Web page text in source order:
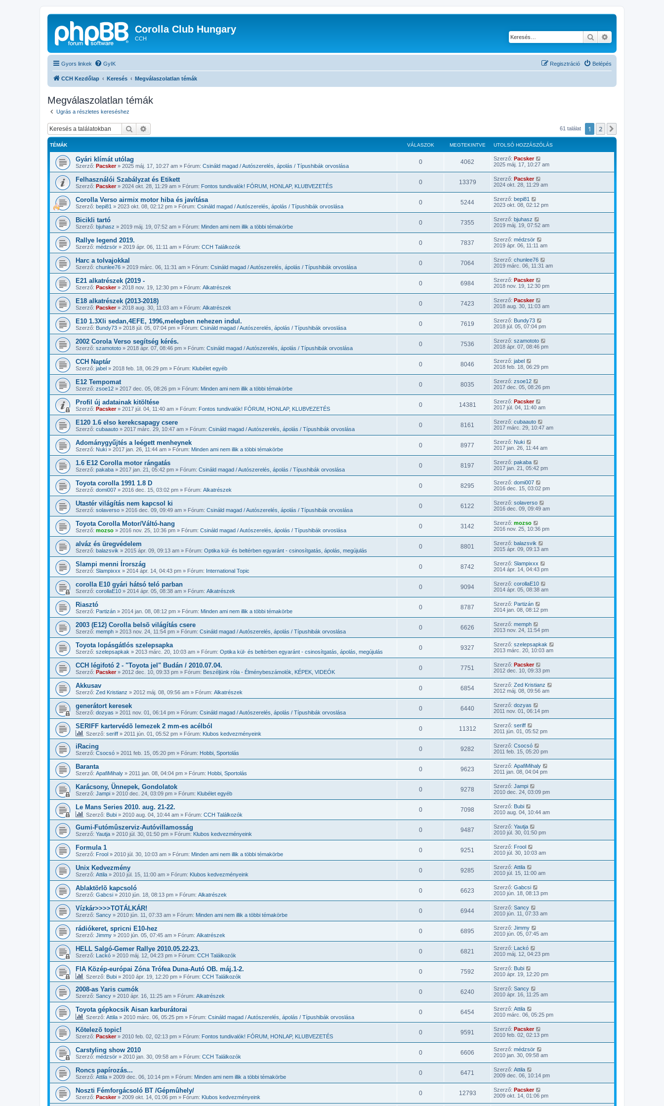
Corolla Club Hungary
CCH Keresés
Gyors linkek GyIK Belépés
Regisztráció
CCH Kezdőlap Keresés Megválaszolatlan témák
Megválaszolatlan témák
Ugrás a részletes kereséshez
Keresés 61 találat 1 2
TÉMÁK VÁLASZOK MEGTEKINTVE UTOLSÓ HOZZÁSZÓLÁS
Gyári klímát utólag
Szerző: Pacsker» 2025 máj. 17, 10:27 am » Fórum: Csináld magad / Autószerelés, ápolás / Típushibák orvoslása
0 4062 Szerző: Pacsker
2025 máj. 17, 10:27 am
Felhasználói Szabályzat és Etikett
Szerző: Pacsker» 2024 okt. 28, 11:29 am » Fórum: Fontos tundivalók! FÓRUM, HONLAP, KLUBVEZETÉS
0 13379 Szerző: Pacsker
2024 okt. 28, 11:29 am
Corolla Verso airmix motor hiba és javítása
Szerző: bepi81 » 2023 okt. 08, 02:12 pm » Fórum: Csináld magad / Autószerelés, ápolás / Típushibák orvoslása
0 5244 Szerző: bepi81
2023 okt. 08, 02:12 pm
Bicikli tartó
Szerző: bjuhasz » 2019 máj. 19, 07:52 am » Fórum: Minden ami nem illik a többi témakörbe
0 7355 Szerző: bjuhasz
2019 máj. 19, 07:52 am
Rallye legend 2019.
Szerző: médzsör » 2019 ápr. 06, 11:11 am » Fórum: CCH Találkozók
0 7837 Szerző: médzsör
2019 ápr. 06, 11:11 am
Harc a tolvajokkal
Szerző: chunlee76 » 2019 márc. 06, 11:31 am » Fórum: Csináld magad / Autószerelés, ápolás / Típushibák orvoslása
0 7064 Szerző: chunlee76
2019 márc. 06, 11:31 am
E21 alkatrészek (2019 -
Szerző: Pacsker» 2018 nov. 19, 12:30 pm » Fórum: Alkatrészek
0 6984 Szerző: Pacsker
2018 nov. 19, 12:30 pm
E18 alkatrészek (2013-2018)
Szerző: Pacsker» 2018 aug. 30, 11:03 am » Fórum: Alkatrészek
0 7423 Szerző: Pacsker
2018 aug. 30, 11:03 am
E10 1.3Xli sedan,4EFE, 1996,melegben nehezen indul.
Szerző: Bundy73 » 2018 júl. 05, 07:04 pm » Fórum: Csináld magad / Autószerelés, ápolás / Típushibák orvoslása
0 7619 Szerző: Bundy73
2018 júl. 05, 07:04 pm
2002 Corola Verso segítség kérés.
Szerző: szamototo » 2018 ápr. 07, 08:46 pm » Fórum: Csináld magad / Autószerelés, ápolás / Típushibák orvoslása
0 7536 Szerző: szamototo
2018 ápr. 07, 08:46 pm
CCH Naptár
Szerző: jabel » 2018 feb. 18, 06:29 pm » Fórum: Klubélet egyéb
0 8046 Szerző: jabel
2018 feb. 18, 06:29 pm
E12 Tempomat
Szerző: zsoe12 » 2017 dec. 05, 08:26 pm » Fórum: Minden ami nem illik a többi témakörbe
0 8035 Szerző: zsoe12
2017 dec. 05, 08:26 pm
Profil új adatainak kitöltése
Szerző: Pacsker» 2017 júl. 04, 11:40 am » Fórum: Fontos tundivalók! FÓRUM, HONLAP, KLUBVEZETÉS
0 14381 Szerző: Pacsker
2017 júl. 04, 11:40 am
E120 1.6 elso kerekcsapagy csere
Szerző: cubaauto » 2017 márc. 29, 10:47 am » Fórum: Csináld magad / Autószerelés, ápolás / Típushibák orvoslása
0 8161 Szerző: cubaauto
2017 márc. 29, 10:47 am
Adománygyűjtés a leégett menheynek
Szerző: Nuki » 2017 jan. 26, 11:44 am » Fórum: Minden ami nem illik a többi témakörbe
0 8977 Szerző: Nuki
2017 jan. 26, 11:44 am
1.6 E12 Corolla motor rángatás
Szerző: pakaba » 2017 jan. 21, 05:42 pm » Fórum: Csináld magad / Autószerelés, ápolás / Típushibák orvoslása
0 8197 Szerző: pakaba
2017 jan. 21, 05:42 pm
Toyota corolla 1991 1.8 D
Szerző: domi007 » 2016 dec. 15, 03:02 pm » Fórum: Alkatrészek
0 8295 Szerző: domi007
2016 dec. 15, 03:02 pm
Utastér világítás nem kapcsol ki
Szerző: solaverso » 2016 dec. 09, 09:49 am » Fórum: Csináld magad / Autószerelés, ápolás / Típushibák orvoslása
0 6122 Szerző: solaverso
2016 dec. 09, 09:49 am
Toyota Corolla Motor/Váltó-hang
Szerző: mozso » 2016 nov. 25, 10:36 pm » Fórum: Csináld magad / Autószerelés, ápolás / Típushibák orvoslása
0 3142 Szerző: mozso
2016 nov. 25, 10:36 pm
alváz és üregvédelem
Szerző: balazsvik » 2015 ápr. 09, 09:13 am » Fórum: Optika kül- és beltérben egyaránt - csinosítgatás, ápolás, megújulás
0 8801 Szerző: balazsvik
2015 ápr. 09, 09:13 am
Slampi menni Írország
Szerző: Slampixxx » 2014 ápr. 14, 04:43 pm » Fórum: International Topic
0 8742 Szerző: Slampixxx
2014 ápr. 14, 04:43 pm
corolla E10 gyári hátsó teló parban
Szerző: corollaE10 » 2014 ápr. 05, 08:38 am » Fórum: Alkatrészek
0 9094 Szerző: corollaE10
2014 ápr. 05, 08:38 am
Riasztó
Szerző: Partizán » 2014 jan. 08, 08:12 pm » Fórum: Minden ami nem illik a többi témakörbe
0 8787 Szerző: Partizán
2014 jan. 08, 08:12 pm
2003 (E12) Corolla belsõ világítás csere
Szerző: memph » 2013 nov. 24, 11:54 pm » Fórum: Csináld magad / Autószerelés, ápolás / Típushibák orvoslása
0 6626 Szerző: memph
2013 nov. 24, 11:54 pm
Toyota lopásgátlós szelepsapka
Szerző: szelepsapkak » 2013 márc. 20, 10:03 am » Fórum: Optika kül- és beltérben egyaránt - csinosítgatás, ápolás, megújulás
0 9327 Szerző: szelepsapkak
2013 márc. 20, 10:03 am
CCH légifotó 2 - "Toyota jel" Budán / 2010.07.04.
Szerző: Pacsker» 2012 dec. 10, 09:33 pm » Fórum: Beszéljünk róla - Élménybeszámolók, KÉPEK, VIDEÓK
0 7751 Szerző: Pacsker
2012 dec. 10, 09:33 pm
Akkusav
Szerző: Zed Kristianz » 2012 máj. 08, 09:56 am » Fórum: Alkatrészek
0 6854 Szerző: Zed Kristianz
2012 máj. 08, 09:56 am
generátort keresek
Szerző: dozyas » 2011 nov. 01, 06:14 pm » Fórum: Csináld magad / Autószerelés, ápolás / Típushibák orvoslása
0 6440 Szerző: dozyas
2011 nov. 01, 06:14 pm
SERIFF kartervédõ lemezek 2 mm-es acélból
Szerző: seriff » 2011 jún. 01, 05:52 pm » Fórum: Klubos kedvezményeink
0 11312 Szerző: seriff
2011 jún. 01, 05:52 pm
iRacing
Szerző: Csocsó » 2011 feb. 15, 05:20 pm » Fórum: Hobbi, Sportolás
0 9282 Szerző: Csocsó
2011 feb. 15, 05:20 pm
Baranta
Szerző: ApafiMihaly » 2011 jan. 08, 04:04 pm » Fórum: Hobbi, Sportolás
0 9623 Szerző: ApafiMihaly
2011 jan. 08, 04:04 pm
Karácsony, Ünnepek, Gondolatok
Szerző: Jampi » 2010 dec. 24, 03:09 pm » Fórum: Klubélet egyéb
0 9278 Szerző: Jampi
2010 dec. 24, 03:09 pm
Le Mans Series 2010. aug. 21-22.
Szerző: Bubi » 2010 aug. 04, 10:44 am » Fórum: CCH Találkozók
0 7098 Szerző: Bubi
2010 aug. 04, 10:44 am
Gumi-Futómûszerviz-Autóvillamosság
Szerző: Yautja » 2010 júl. 30, 01:50 pm » Fórum: Klubos kedvezményeink
0 9487 Szerző: Yautja
2010 júl. 30, 01:50 pm
Formula 1
Szerző: Frool » 2010 júl. 30, 10:03 am » Fórum: Minden ami nem illik a többi témakörbe
0 9251 Szerző: Frool
2010 júl. 30, 10:03 am
Unix Kedvezmény
Szerző: Attila » 2010 júl. 15, 11:00 am » Fórum: Klubos kedvezményeink
0 9285 Szerző: Attila
2010 júl. 15, 11:00 am
Ablaktörlõ kapcsoló
Szerző: Gabcsi » 2010 jún. 18, 08:13 pm » Fórum: Alkatrészek
0 6623 Szerző: Gabcsi
2010 jún. 18, 08:13 pm
Vízkár>>>>TOTÁLKÁR!
Szerző: Sancy » 2010 jún. 11, 07:33 am » Fórum: Minden ami nem illik a többi témakörbe
0 6944 Szerző: Sancy
2010 jún. 11, 07:33 am
rádiókeret, spricni E10-hez
Szerző: Jimmy » 2010 jún. 05, 07:45 am » Fórum: Alkatrészek
0 6895 Szerző: Jimmy
2010 jún. 05, 07:45 am
HELL Salgó-Gemer Rallye 2010.05.22-23.
Szerző: Lackó » 2010 máj. 12, 04:23 pm » Fórum: CCH Találkozók
0 6821 Szerző: Lackó
2010 máj. 12, 04:23 pm
FIA Közép-európai Zóna Trófea Duna-Autó OB. máj.1-2.
Szerző: Bubi » 2010 ápr. 19, 12:20 pm » Fórum: CCH Találkozók
0 7592 Szerző: Bubi
2010 ápr. 19, 12:20 pm
2008-as Yaris cumók
Szerző: Sancy » 2010 ápr. 16, 11:25 am » Fórum: Alkatrészek
0 6240 Szerző: Sancy
2010 ápr. 16, 11:25 am
Toyota gépkocsik Aisan karburátorai
Szerző: Attila » 2010 márc. 06, 05:25 pm » Fórum: Csináld magad / Autószerelés, ápolás / Típushibák orvoslása
0 6454 Szerző: Attila
2010 márc. 06, 05:25 pm
Kötelezõ topic!
Szerző: Pacsker» 2010 feb. 02, 02:13 pm » Fórum: Fontos tundivalók! FÓRUM, HONLAP, KLUBVEZETÉS
0 9591 Szerző: Pacsker
2010 feb. 02, 02:13 pm
Carstyling show 2010
Szerző: médzsör » 2010 jan. 30, 09:58 am » Fórum: CCH Találkozók
0 6606 Szerző: médzsör
2010 jan. 30, 09:58 am
Roncs papírozás...
Szerző: Attila » 2009 dec. 06, 10:14 pm » Fórum: Minden ami nem illik a többi témakörbe
0 6471 Szerző: Attila
2009 dec. 06, 10:14 pm
Noszti Fémforgácsoló BT /Gépmûhely/
Szerző: Pacsker» 2009 okt. 14, 01:06 pm » Fórum: Klubos kedvezményeink
0 12793 Szerző: Pacsker
2009 okt. 14, 01:06 pm